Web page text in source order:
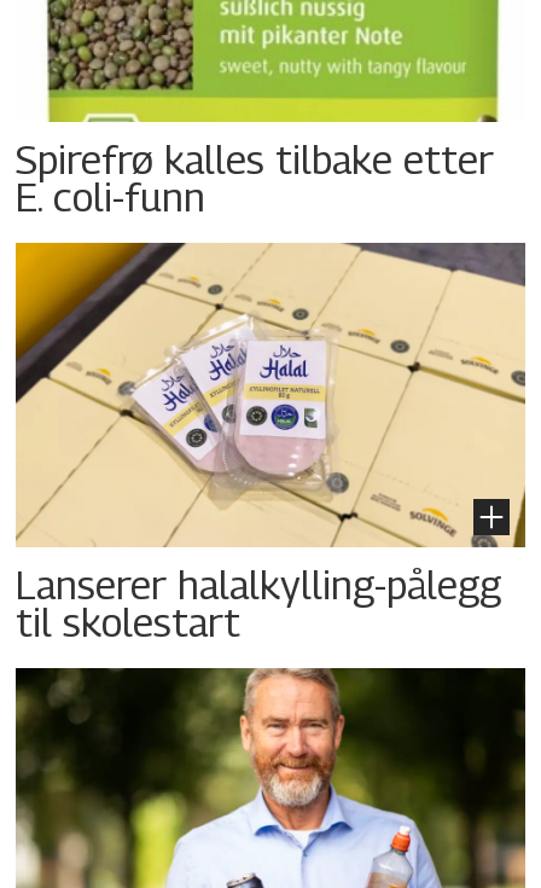
Spirefrø kalles tilbake etter
E. coli-funn
Lanserer halalkylling-­pålegg
til skolestart